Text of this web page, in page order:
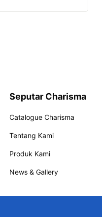
Seputar Charisma
Catalogue Charisma
Tentang Kami
Produk Kami
News & Gallery